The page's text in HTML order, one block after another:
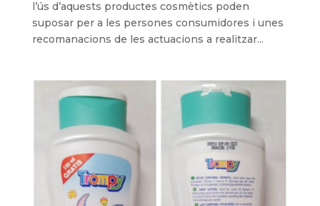
l’ús d’aquests productes cosmètics poden
suposar per a les persones consumidores i unes
recomanacions de les actuacions a realitzar...